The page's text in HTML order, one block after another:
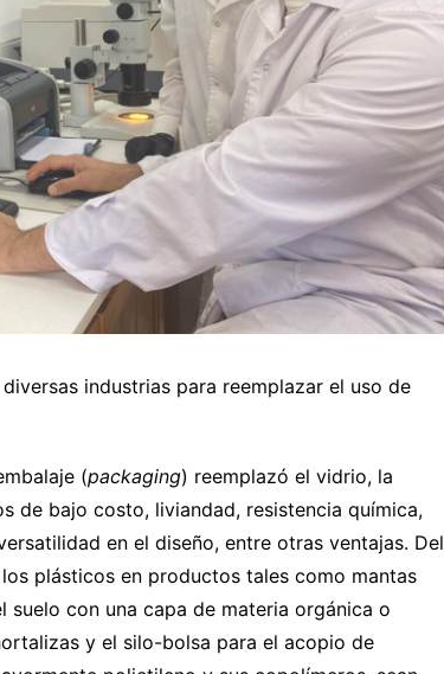
industrias para reemplazar el uso de
(packaging) reemplazó el vidrio, la
de bajo costo, liviandad, resistencia química,
en el diseño, entre otras ventajas. Del
plásticos en productos tales como mantas
con una capa de materia orgánica o
y el silo-bolsa para el acopio de